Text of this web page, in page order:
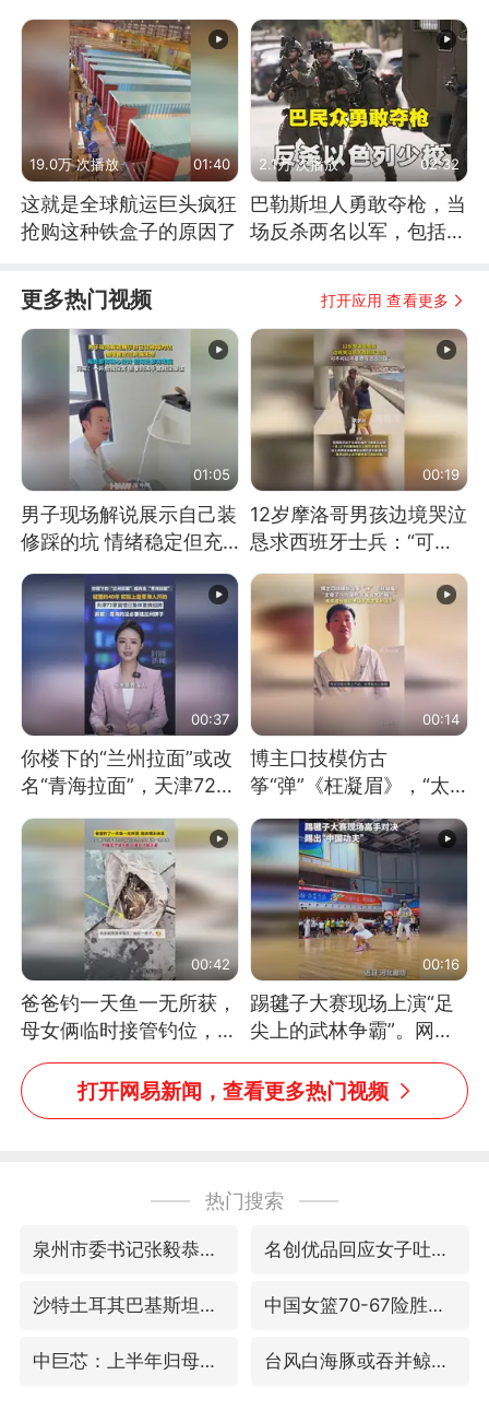
19.0万 次播放 01:40
这就是全球航运巨头疯狂
抢购这种铁盒子的原因了
2.1万 次播放 02:32
巴勒斯坦人勇敢夺枪，当
场反杀两名以军，包括一
更多热门视频 打开应用 查看更多
01:05
男子现场解说展示自己装
修踩的坑 情绪稳定但充
满无奈 每处都有精心设
计 但每处都有瑕疵 网
友：一开始我没笑 但看
到洗手盆我没绷住
00:19
12岁摩洛哥男孩边境哭泣
恳求西班牙士兵：“可不
可以不要把我遣返回国”
00:37
你楼下的“兰州拉面”或改
名“青海拉面”，天津72家
面馆已集体更换招牌
00:14
博主口技模仿古
筝“弹”《枉凝眉》，“太
像了～你是吃古筝长大的
吗？”“或将成为首位考级
不带古筝的选手。”（来
源：新华每日电讯）
00:42
爸爸钓一天鱼一无所获，
母女俩临时接管钓位，用
玩具鱼竿钓上大鱼
00:16
踢毽子大赛现场上演“足
尖上的武林争霸”。网
友：这哪是踢毽子，分明
是武侠片现场！#睡个好
打开网易新闻，查看更多热门视频
热门搜索
泉州市委书记张毅恭被查 名创优品回应女子吐槽内裤质量差
沙特土耳其巴基斯坦签署共同防务协议 中国女篮70-67险胜尼日利亚女篮
中巨芯：上半年归母净利润1405.77万元 台风白海豚或吞并鲸鱼 登陆地点更新